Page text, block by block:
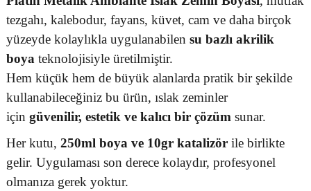
tezgahı, kalebodur, fayans, küvet, cam ve daha birçok
yüzeyde kolaylıkla uygulanabilen su bazlı akrilik
boya teknolojisiyle üretilmiştir.
Hem küçük hem de büyük alanlarda pratik bir şekilde
kullanabileceğiniz bu ürün, ıslak zeminler
için güvenilir, estetik ve kalıcı bir çözüm sunar.
Her kutu, 250ml boya ve 10gr katalizör ile birlikte
gelir. Uygulaması son derece kolaydır, profesyonel
olmanıza gerek yoktur.